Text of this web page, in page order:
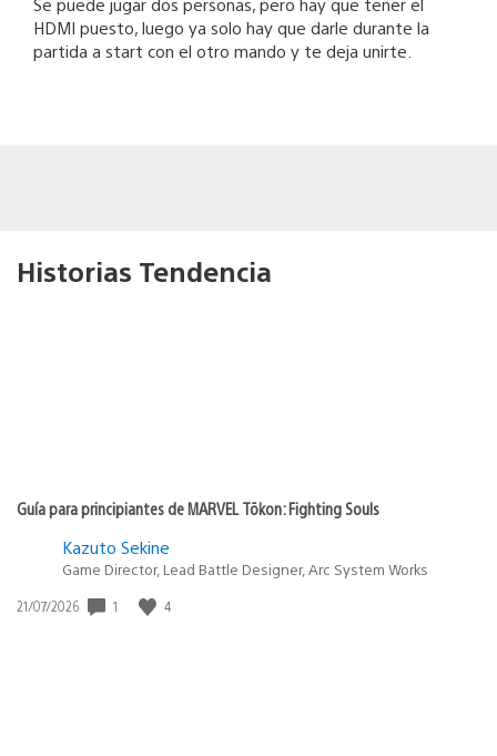
HDMI puesto, luego ya solo hay que darle durante la
partida a start con el otro mando y te deja unirte.
Historias Tendencia
Guía para principiantes de MARVEL Tōkon: Fighting Souls
Kazuto Sekine
Game Director, Lead Battle Designer, Arc System Works
Fecha
21/07/2026 1 4